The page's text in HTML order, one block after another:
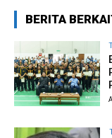
BERITA